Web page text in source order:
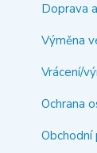
Doprava
Výměna
Vrácení/
Ochrana
Obchodní